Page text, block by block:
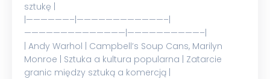
sztukę |
|——————–|————————————–|
——————————————|——————————–|
| Andy Warhol | Campbell’s Soup Cans, Marilyn
Monroe | Sztuka a kultura popularna | Zatarcie
granic między sztuką a komercją |